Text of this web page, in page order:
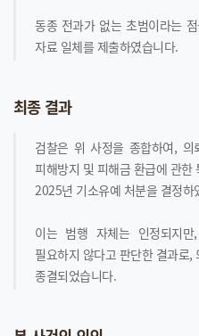
동종 전과가 없는 초범이라는
자료 일체를 제출하였습니다.
최종 결과
검찰은 위 사정을 종합하여, 의
피해방지 및 피해금 환급에 관한
2025년 기소유예 처분을 결정하
이는 범행 자체는 인정되지
필요하지 않다고 판단한 결과로,
종결되었습니다.